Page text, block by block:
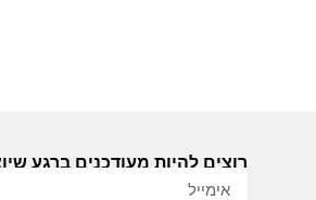
רוצים להיות מעודכנים ברגע